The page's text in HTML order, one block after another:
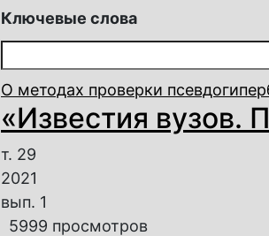
Ключевые слова
О методах проверки
«Известия вузов.
т. 29
2021
вып. 1
5999 просмотров